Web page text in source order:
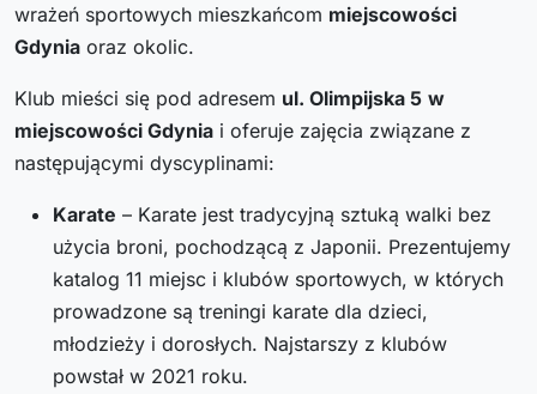
wrażeń sportowych mieszkańcom miejscowości
Gdynia oraz okolic.
Klub mieści się pod adresem ul. Olimpijska 5 w
miejscowości Gdynia i oferuje zajęcia związane z
następującymi dyscyplinami:
Karate – Karate jest tradycyjną sztuką walki bez
użycia broni, pochodzącą z Japonii. Prezentujemy
katalog 11 miejsc i klubów sportowych, w których
prowadzone są treningi karate dla dzieci,
młodzieży i dorosłych. Najstarszy z klubów
powstał w 2021 roku.